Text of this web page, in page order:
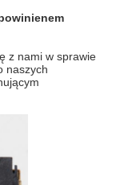
z nami w sprawie
naszych